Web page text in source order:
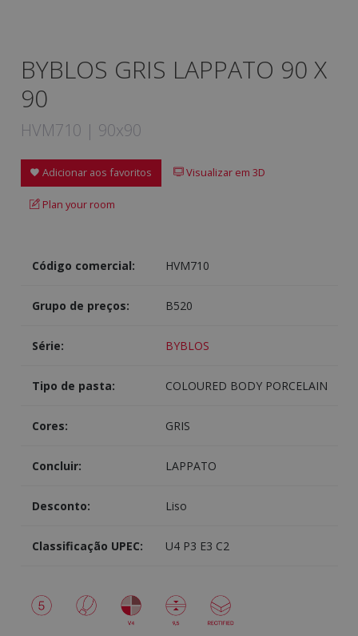
BYBLOS GRIS LAPPATO 90 X
90
HVM710 | 90x90
Adicionar aos favoritos Visualizar em 3D
Plan your room
Código comercial: HVM710
Grupo de preços: B520
Série: BYBLOS
Tipo de pasta: COLOURED BODY PORCELAIN
Cores: GRIS
Concluir: LAPPATO
Desconto: Liso
Classificação UPEC: U4 P3 E3 C2